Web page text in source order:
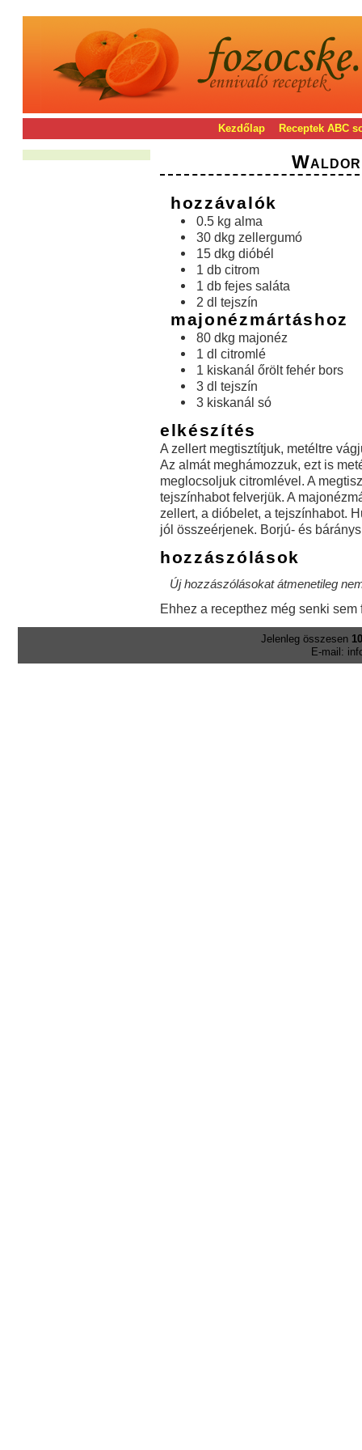
Kezdőlap Receptek ABC
hozzávalók
0.5 kg alma
30 dkg zellergumó
15 dkg dióbél
1 db citrom
1 db fejes saláta
2 dl tejszín
majonézmártáshoz
80 dkg majonéz
1 dl citromlé
1 kiskanál őrölt fehér bors
3 dl tejszín
3 kiskanál só
elkészítés
A zellert megtisztítjuk, metéltre
Az almát meghámozzuk, ezt is
meglocsoljuk citromlével. A
tejszínhabot felverjük. A
zellert, a dióbelet, a tejszínhabot.
jól összeérjenek. Borjú- és
hozzászólások
Új hozzászólásokat átmenetileg
Ehhez a recepthez még senki sem
Jelenleg összesen
E-mail: